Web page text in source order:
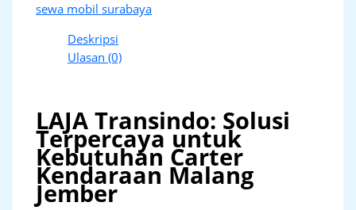
sewa mobil surabaya
Deskripsi
Ulasan (0)
LAJA Transindo: Solusi
Terpercaya untuk
Kebutuhan Carter
Kendaraan Malang
Jember